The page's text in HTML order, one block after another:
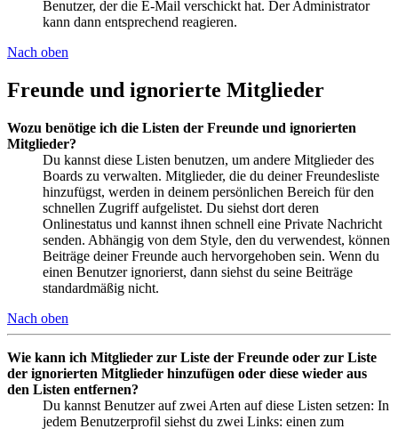
Benutzer, der die E-Mail verschickt hat. Der Administrator
kann dann entsprechend reagieren.
Nach oben
Freunde und ignorierte Mitglieder
Wozu benötige ich die Listen der Freunde und ignorierten
Mitglieder?
Du kannst diese Listen benutzen, um andere Mitglieder des
Boards zu verwalten. Mitglieder, die du deiner Freundesliste
hinzufügst, werden in deinem persönlichen Bereich für den
schnellen Zugriff aufgelistet. Du siehst dort deren
Onlinestatus und kannst ihnen schnell eine Private Nachricht
senden. Abhängig von dem Style, den du verwendest, können
Beiträge deiner Freunde auch hervorgehoben sein. Wenn du
einen Benutzer ignorierst, dann siehst du seine Beiträge
standardmäßig nicht.
Nach oben
Wie kann ich Mitglieder zur Liste der Freunde oder zur Liste
der ignorierten Mitglieder hinzufügen oder diese wieder aus
den Listen entfernen?
Du kannst Benutzer auf zwei Arten auf diese Listen setzen: In
jedem Benutzerprofil siehst du zwei Links: einen zum